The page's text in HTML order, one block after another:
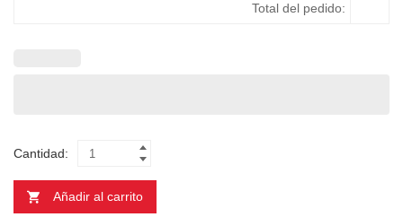
Total del pedido:
Cantidad:
Añadir al carrito